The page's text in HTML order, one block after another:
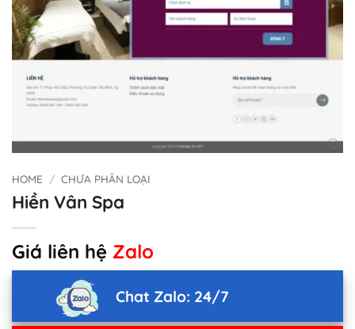
HOME / CHƯA PHÂN LOẠI
Hiền Vân Spa
Giá liên hệ Zalo
Chat Zalo: 24/7